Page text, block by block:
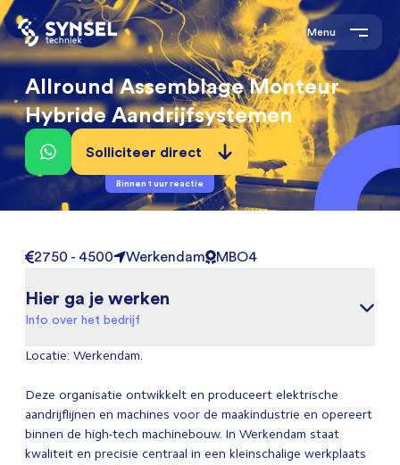
Menu
Allround Assemblage Monteur
Hybride Aandrijfsystemen
Solliciteer direct
Binnen 1 uur reactie
2750 - 4500 Werkendam MBO4
Hier ga je werken
Info over het bedrijf
Locatie: Werkendam.
Deze organisatie ontwikkelt en produceert elektrische
aandrijflijnen en machines voor de maakindustrie en opereert
binnen de high-tech machinebouw. In Werkendam staat
kwaliteit en precisie centraal in een kleinschalige werkplaats